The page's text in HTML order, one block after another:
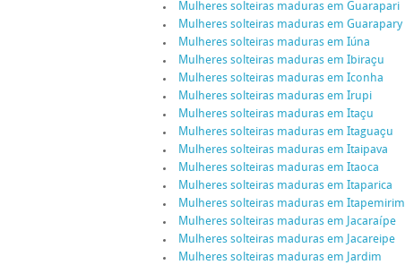
Mulheres solteiras maduras em Guarapari
Mulheres solteiras maduras em Guarapary
Mulheres solteiras maduras em Iúna
Mulheres solteiras maduras em Ibiraçu
Mulheres solteiras maduras em Iconha
Mulheres solteiras maduras em Irupi
Mulheres solteiras maduras em Itaçu
Mulheres solteiras maduras em Itaguaçu
Mulheres solteiras maduras em Itaipava
Mulheres solteiras maduras em Itaoca
Mulheres solteiras maduras em Itaparica
Mulheres solteiras maduras em Itapemirim
Mulheres solteiras maduras em Jacaraípe
Mulheres solteiras maduras em Jacareipe
Mulheres solteiras maduras em Jardim